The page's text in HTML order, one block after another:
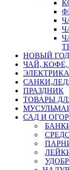
НОВЫЙ ГОД
ЧАЙ,
ЭЛЕКТРИКА
ПРАЗДНИК
ТОВАРЫ
САД И